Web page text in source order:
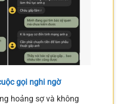
gọi nghi ngờ
hoảng sợ và không